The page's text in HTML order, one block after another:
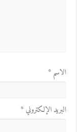
الاسم*
البريد الإلكتروني*